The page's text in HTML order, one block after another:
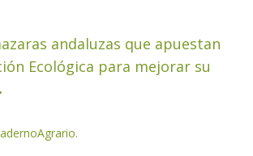
andaluzas que apuestan
Ecológica para mejorar su